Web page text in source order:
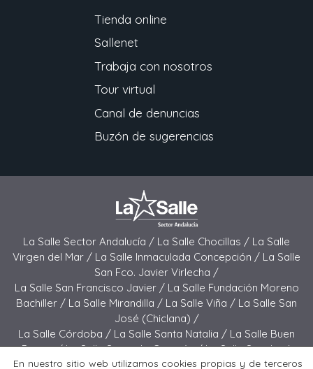
Tienda online
Sallenet
Trabaja con nosotros
Tour virtual
Canal de denuncias
Buzón de sugerencias
La Salle Sector Andalucía / La Salle Chocillas / La Salle
Virgen del Mar / La Salle Inmaculada Concepción / La Salle
San Fco. Javier Virlecha /
La Salle San Francisco Javier / La Salle Fundación Moreno
Bachiller / La Salle Mirandilla / La Salle Viña / La Salle San
José (Chiclana) /
La Salle Córdoba / La Salle Santa Natalia / La Salle Buen
Pastor /La Salle Sagrado Corazón /La Salle San José
(Jerez) / La Salle El Carmen (Melilla) /
En nuestro sitio web utilizamos cookies propias y de terceros